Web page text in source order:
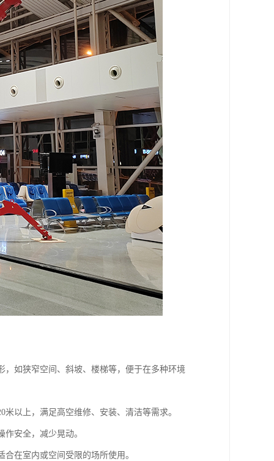
如狭窄空间、斜坡、楼梯等，便于在多种环境
以上，满足高空维修、安装、清洁等需求。
安全，减少晃动。
在室内或空间受限的场所使用。